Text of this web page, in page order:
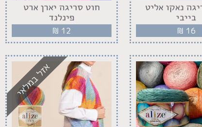
נאקו אליט
בייבי
₪ 16
חוט סריגה יארן ארט
פינלנד
₪ 12
אזל במלאי